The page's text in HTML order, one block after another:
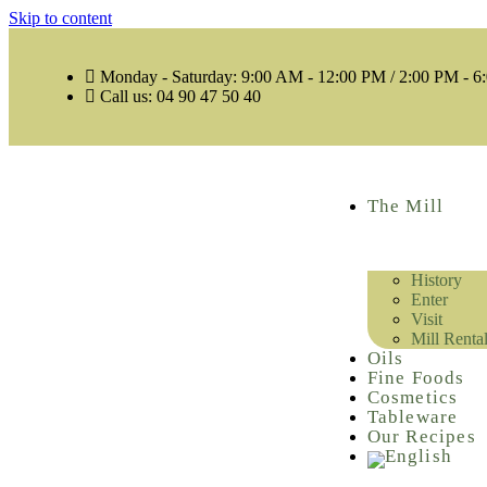
Skip to content
Monday - Saturday: 9:00 AM - 12:00 PM / 2:00 PM -
Call us: 04 90 47 50 40
The Mill
History
Enter
Visit
Mill Rental
Oils
Fine Foods
Cosmetics
Tableware
Our Recipes